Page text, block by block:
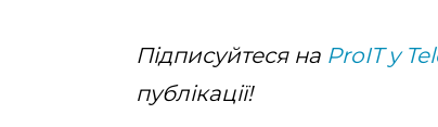
Підписуйтеся на ProIT у
публікації!